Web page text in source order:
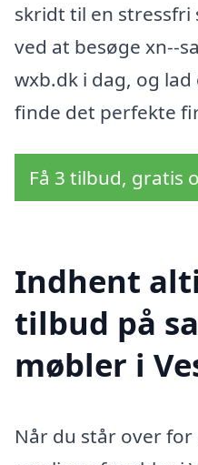
skridt til en
ved at besøge xn--
wxb.dk i dag, og
finde det perfekte
Få 3 tilbud, gratis
Indhent
tilbud på
møbler i
Når du står over for